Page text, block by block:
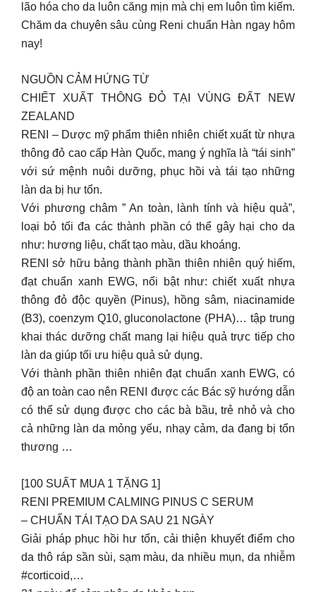
lão hóa cho da luôn căng mịn mà chị em luôn tìm kiếm.
Chăm da chuyên sâu cùng Reni chuẩn Hàn ngay hôm
nay!
NGUỒN CẢM HỨNG TỪ
CHIẾT XUẤT THÔNG ĐỎ TẠI VÙNG ĐẤT NEW
ZEALAND
RENI – Dược mỹ phẩm thiên nhiên chiết xuất từ nhựa
thông đỏ cao cấp Hàn Quốc, mang ý nghĩa là “tái sinh”
với sứ mệnh nuôi dưỡng, phục hồi và tái tạo những
làn da bị hư tổn.
Với phương châm ” An toàn, lành tính và hiệu quả”,
loại bỏ tối đa các thành phần có thể gây hại cho da
như: hương liệu, chất tạo màu, dầu khoáng.
RENI sở hữu bảng thành phần thiên nhiên quý hiếm,
đạt chuẩn xanh EWG, nổi bật như: chiết xuất nhựa
thông đỏ độc quyền (Pinus), hồng sâm, niacinamide
(B3), coenzym Q10, gluconolactone (PHA)… tập trung
khai thác dưỡng chất mang lại hiệu quả trực tiếp cho
làn da giúp tối ưu hiệu quả sử dụng.
Với thành phần thiên nhiên đạt chuẩn xanh EWG, có
độ an toàn cao nên RENI được các Bác sỹ hướng dẫn
có thể sử dụng được cho các bà bầu, trẻ nhỏ và cho
cả những làn da mỏng yếu, nhạy cảm, da đang bị tổn
thương …
[100 SUẤT MUA 1 TẶNG 1]
RENI PREMIUM CALMING PINUS C SERUM
– CHUẨN TÁI TẠO DA SAU 21 NGÀY
Giải pháp phục hồi hư tổn, cải thiện khuyết điểm cho
da thô ráp sần sùi, sạm màu, da nhiều mụn, da nhiễm
#corticoid,…